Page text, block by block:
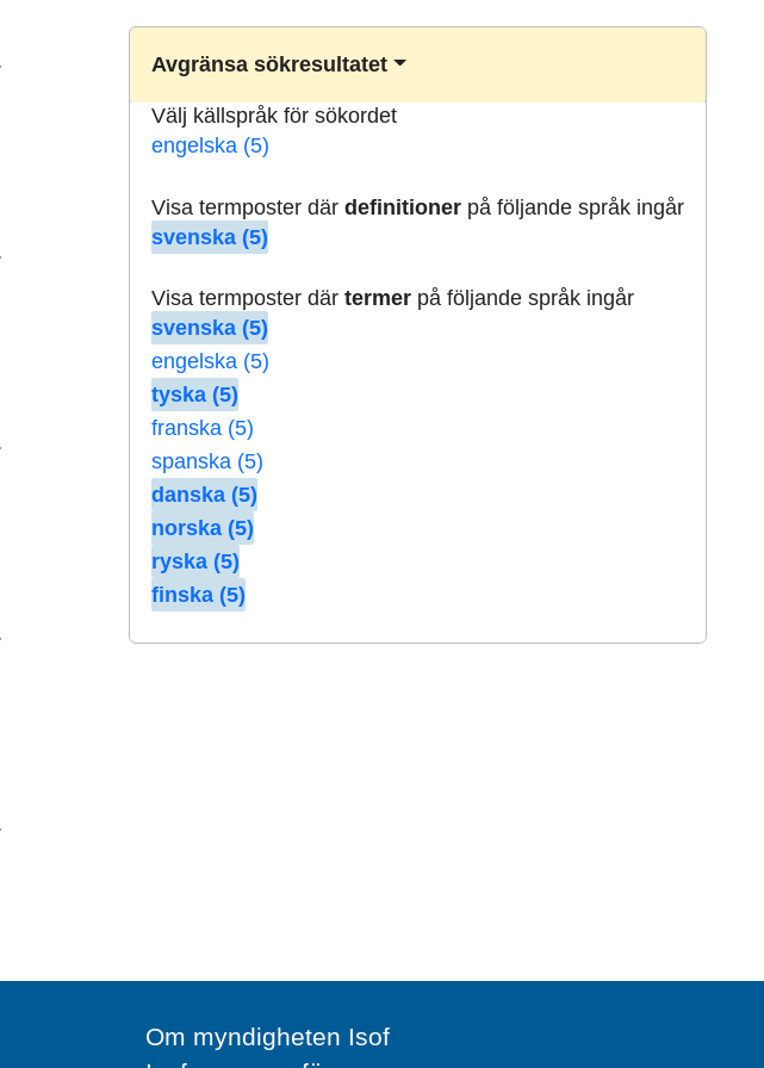
Avgränsa sökresultatet
Välj källspråk för sökordet
engelska (5)
Visa termposter därdefinitioner på följande språk ingår
svenska (5)
Visa termposter därtermer på följande språk ingår
svenska (5)
engelska (5)
tyska (5)
franska (5)
spanska (5)
danska (5)
norska (5)
ryska (5)
finska (5)
Om myndigheten Isof